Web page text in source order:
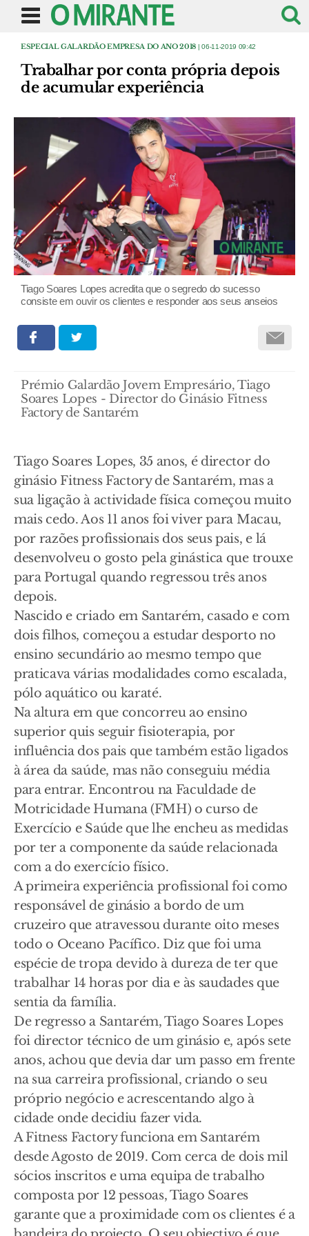
ESPECIAL GALARDÃO EMPRESA DO ANO 2018 | 06-11-2019 09:42
Trabalhar por conta própria depois
de acumular experiência
Tiago Soares Lopes acredita que o segredo do sucesso
consiste em ouvir os clientes e responder aos seus anseios
Prémio Galardão Jovem Empresário, Tiago
Soares Lopes - Director do Ginásio Fitness
Factory de Santarém
Tiago Soares Lopes, 35 anos, é director do
ginásio Fitness Factory de Santarém, mas a
sua ligação à actividade física começou muito
mais cedo. Aos 11 anos foi viver para Macau,
por razões profissionais dos seus pais, e lá
desenvolveu o gosto pela ginástica que trouxe
para Portugal quando regressou três anos
depois.
Nascido e criado em Santarém, casado e com
dois filhos, começou a estudar desporto no
ensino secundário ao mesmo tempo que
praticava várias modalidades como escalada,
pólo aquático ou karaté.
Na altura em que concorreu ao ensino
superior quis seguir fisioterapia, por
influência dos pais que também estão ligados
à área da saúde, mas não conseguiu média
para entrar. Encontrou na Faculdade de
Motricidade Humana (FMH) o curso de
Exercício e Saúde que lhe encheu as medidas
por ter a componente da saúde relacionada
com a do exercício físico.
A primeira experiência profissional foi como
responsável de ginásio a bordo de um
cruzeiro que atravessou durante oito meses
todo o Oceano Pacífico. Diz que foi uma
espécie de tropa devido à dureza de ter que
trabalhar 14 horas por dia e às saudades que
sentia da família.
De regresso a Santarém, Tiago Soares Lopes
foi director técnico de um ginásio e, após sete
anos, achou que devia dar um passo em frente
na sua carreira profissional, criando o seu
próprio negócio e acrescentando algo à
cidade onde decidiu fazer vida.
A Fitness Factory funciona em Santarém
desde Agosto de 2019. Com cerca de dois mil
sócios inscritos e uma equipa de trabalho
composta por 12 pessoas, Tiago Soares
garante que a proximidade com os clientes é a